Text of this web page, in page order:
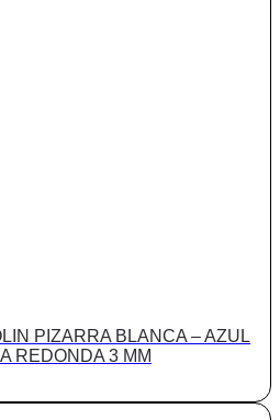
PIZARRA BLANCA – AZUL
REDONDA 3 MM